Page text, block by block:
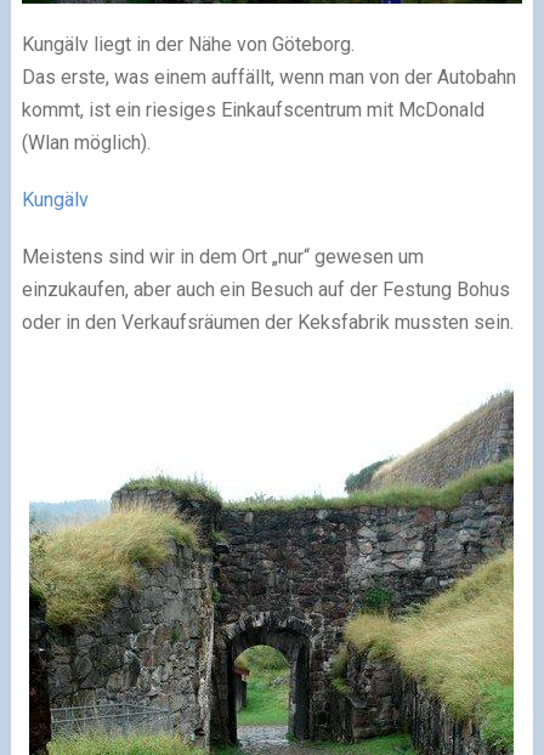
Kungälv liegt in der Nähe von Göteborg.
Das erste, was einem auffällt, wenn man von der Autobahn
kommt, ist ein riesiges Einkaufscentrum mit McDonald
(Wlan möglich).
Kungälv
Meistens sind wir in dem Ort „nur“ gewesen um
einzukaufen, aber auch ein Besuch auf der Festung Bohus
oder in den Verkaufsräumen der Keksfabrik mussten sein.